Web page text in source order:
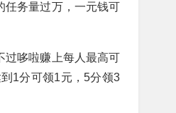
任务量过万，一元钱可
过哆啦赚上每人最高可
1分可领1元，5分领3